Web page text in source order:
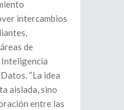
intercambios
de
Inteligencia
“La idea
aislada, sino
entre las